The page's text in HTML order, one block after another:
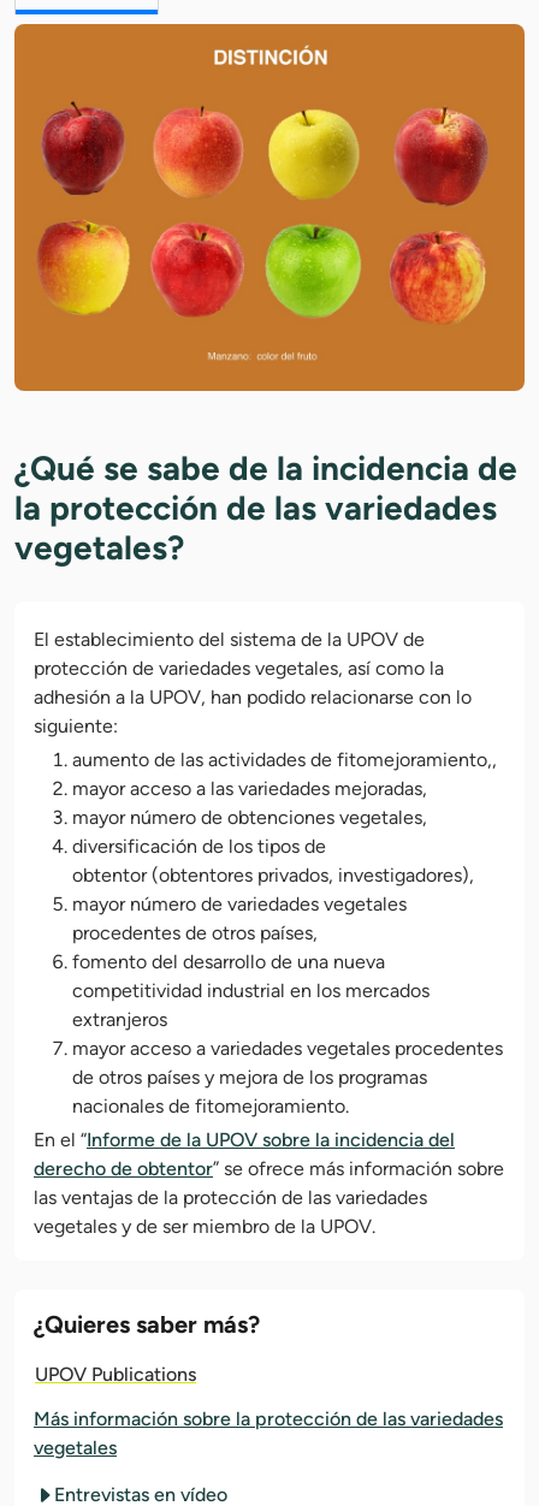
¿Qué se sabe de la incidencia de
la protección de las variedades
vegetales?
El establecimiento del sistema de la UPOV de
protección de variedades vegetales, así como la
adhesión a la UPOV, han podido relacionarse con lo
siguiente:
aumento de las actividades de fitomejoramiento,,
mayor acceso a las variedades mejoradas,
mayor número de obtenciones vegetales,
diversificación de los tipos de
obtentor (obtentores privados, investigadores),
mayor número de variedades vegetales
procedentes de otros países,
fomento del desarrollo de una nueva
competitividad industrial en los mercados
extranjeros
mayor acceso a variedades vegetales procedentes
de otros países y mejora de los programas
nacionales de fitomejoramiento.
En el “Informe de la UPOV sobre la incidencia del
derecho de obtentor” se ofrece más información sobre
las ventajas de la protección de las variedades
vegetales y de ser miembro de la UPOV.
¿Quieres saber más?
UPOV Publications
Más información sobre la protección de las variedades
vegetales
Entrevistas en vídeo